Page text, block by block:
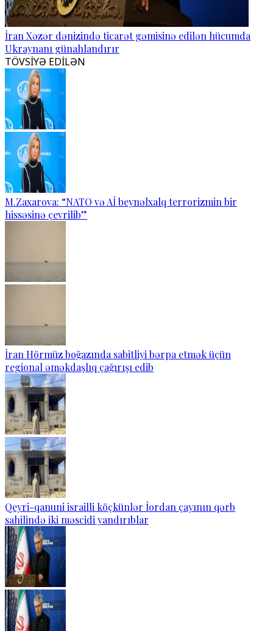
İran Xəzər dənizində ticarət gəmisinə edilən hücumda
Ukraynanı günahlandırır
TÖVSİYƏ EDİLƏN
M.Zaxarova: “NATO və Aİ beynəlxalq terrorizmin bir
hissəsinə çevrilib”
İran Hörmüz boğazında sabitliyi bərpa etmək üçün
regional əməkdaşlıq çağırışı edib
Qeyri-qanuni israilli köçkünlər İordan çayının qərb
sahilində iki məscidi yandırıblar